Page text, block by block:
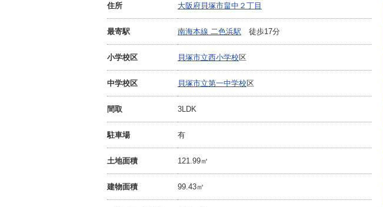
住所 大阪府貝塚市畠中２丁目
最寄駅 南海本線 二色浜駅 徒歩17分
小学校区 貝塚市立西小学校区
中学校区 貝塚市立第一中学校区
間取 3LDK
駐車場 有
土地面積 121.99㎡
建物面積 99.43㎡